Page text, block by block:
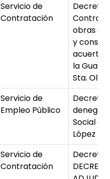
Servicio de
Contratación
Decreto
obras
y
la
Sta.
Servicio de
Empleo Público
Decreto
Social a
López
Servicio de
Contratación
Decreto